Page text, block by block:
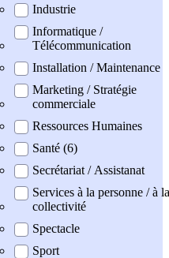
Industrie
Informatique /
Télécommunication
Installation / Maintenance
Marketing / Stratégie
commerciale
Ressources Humaines
Santé (6)
Secrétariat / Assistanat
Services à la personne / à la
collectivité
Spectacle
Sport